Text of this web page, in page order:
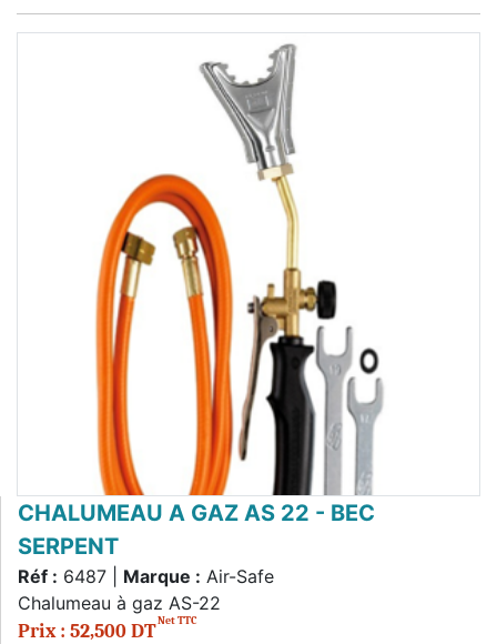
CHALUMEAU A GAZ AS 22 - BEC
SERPENT
Réf : 6487 | Marque : Air-Safe
Chalumeau à gaz AS-22
Prix : 52,500 DTNet TTC